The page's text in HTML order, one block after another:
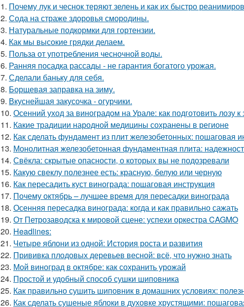
1. Почему лук и чеснок теряют зелень и как их быстро
2. Сода на страже здоровья смородины.
3. Натуральные подкормки для гортензии.
4. Как мы высокие грядки делаем.
5. Польза от употребления чесночной воды.
6. Ранняя посадка рассады - не гарантия богатого урожая.
7. Сделали баньку для себя.
8. Борщевая заправка на зиму.
9. Вкуснейшая закусочка - огурчики.
10. Осенний уход за виноградом на Урале: как подготовить лозу к
11. Какие традиции народной медицины сохранены в регионе
12. Как сделать фундамент из плит железобетонных: пошаговая
13. Монолитная железобетонная фундаментная плита:
14. Свёкла: скрытые опасности, о которых вы не подозревали
15. Какую свеклу полезнее есть: красную, белую или черную
16. Как пересадить куст винограда: пошаговая инструкция
17. Почему октябрь – лучшее время для пересадки винограда
18. Осенняя пересадка винограда: когда и как правильно сажать
19. От Петрозаводска к мировой сцене: успехи оркестра CAGMO
20. Headlines:
21. Четыре яблони из одной: История роста и развития
22. Прививка плодовых деревьев весной: всё, что нужно знать
23. Мой виноград в октябре: как сохранить урожай
24. Простой и удобный способ сушки шиповника
25. Как правильно сушить шиповник в домашних условиях:
26. Как сделать сушеные яблоки в духовке хрустящими: